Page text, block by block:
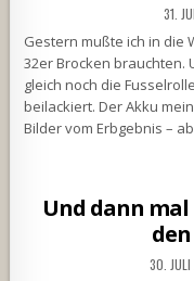
31.
Gestern mußte ich in die
32er Brocken brauchten.
gleich noch die
beilackiert. Der Akku
Bilder vom Erbgebnis –
Und dann mal
30.